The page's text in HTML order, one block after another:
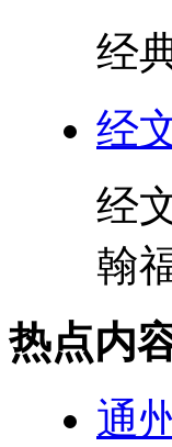
经
经
经
翰
热点内
通